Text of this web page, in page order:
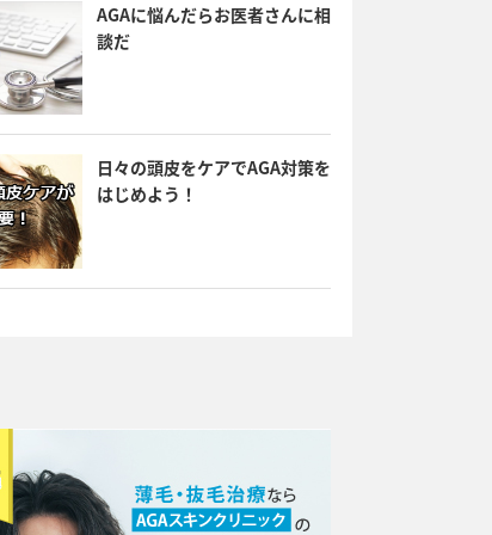
AGAに悩んだらお医者さんに相
談だ
日々の頭皮をケアでAGA対策を
はじめよう！